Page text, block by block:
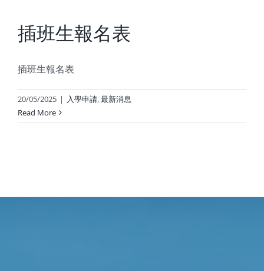
插班生報名表
插班生報名表
20/05/2025 | 入學申請,最新消息
Read More